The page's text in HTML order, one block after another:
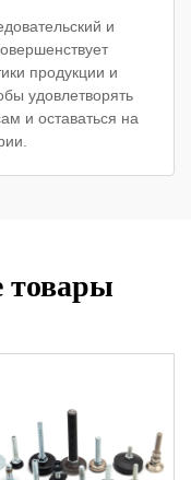
и
продукции и
удовлетворять
и оставаться на
товары